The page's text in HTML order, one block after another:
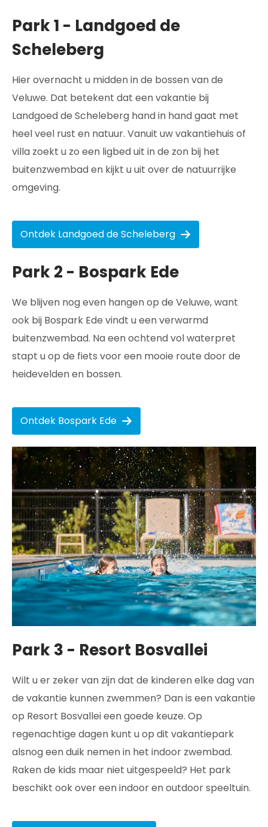
Park 1 - Landgoed de
Scheleberg
Hier overnacht u midden in de bossen van de
Veluwe. Dat betekent dat een vakantie bij
Landgoed de Scheleberg hand in hand gaat met
heel veel rust en natuur. Vanuit uw vakantiehuis of
villa zoekt u zo een ligbed uit in de zon bij het
buitenzwembad en kijkt u uit over de natuurrijke
omgeving.
Ontdek Landgoed de Scheleberg
Park 2 - Bospark Ede
We blijven nog even hangen op de Veluwe, want
ook bij Bospark Ede vindt u een verwarmd
buitenzwembad. Na een ochtend vol waterpret
stapt u op de fiets voor een mooie route door de
heidevelden en bossen.
Ontdek Bospark Ede
Park 3 - Resort Bosvallei
Wilt u er zeker van zijn dat de kinderen elke dag van
de vakantie kunnen zwemmen? Dan is een vakantie
op Resort Bosvallei een goede keuze. Op
regenachtige dagen kunt u op dit vakantiepark
alsnog een duik nemen in het indoor zwembad.
Raken de kids maar niet uitgespeeld? Het park
beschikt ook over een indoor en outdoor speeltuin.